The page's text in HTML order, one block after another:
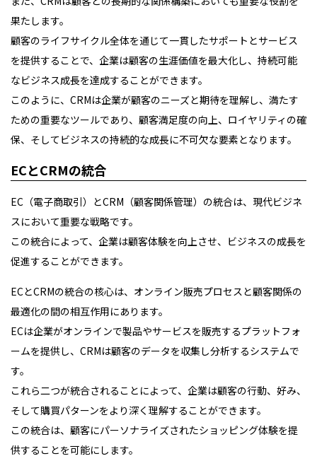
果たします。
顧客のライフサイクル全体を通じて一貫したサポートとサービス
を提供することで、企業は顧客の生涯価値を最大化し、持続可能
なビジネス成長を達成することができます。
このように、CRMは企業が顧客のニーズと期待を理解し、満たす
ための重要なツールであり、顧客満足度の向上、ロイヤリティの確
保、そしてビジネスの持続的な成長に不可欠な要素となります。
ECとCRMの統合
EC（電子商取引）とCRM（顧客関係管理）の統合は、現代ビジネ
スにおいて重要な戦略です。
この統合によって、企業は顧客体験を向上させ、ビジネスの成長を
促進することができます。
ECとCRMの統合の核心は、オンライン販売プロセスと顧客関係の
最適化の間の相互作用にあります。
ECは企業がオンラインで製品やサービスを販売するプラットフォ
ームを提供し、CRMは顧客のデータを収集し分析するシステムで
す。
これら二つが統合されることによって、企業は顧客の行動、好み、
そして購買パターンをより深く理解することができます。
この統合は、顧客にパーソナライズされたショッピング体験を提
供することを可能にします。